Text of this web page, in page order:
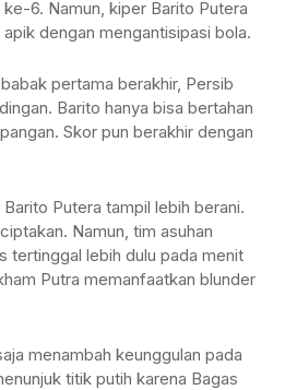
6. Namun, kiper Barito Putera
dengan mengantisipasi bola.
pertama berakhir, Persib
Barito hanya bisa bertahan
Skor pun berakhir dengan
Putera tampil lebih berani.
Namun, tim asuhan
tertinggal lebih dulu pada menit
Putra memanfaatkan blunder
menambah keunggulan pada
titik putih karena Bagas